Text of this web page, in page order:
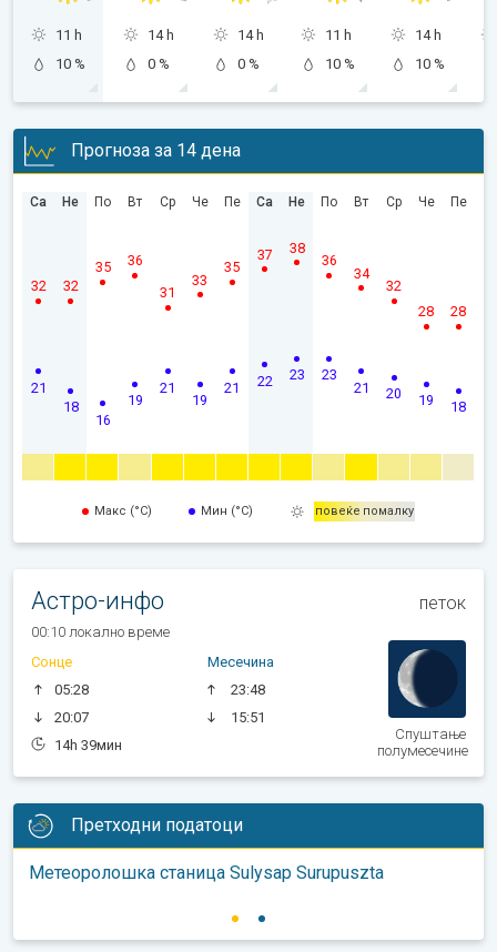
11 h
10 %
14 h
0 %
14 h
0 %
11 h
10 %
14 h
10 %
Прогноза за 14 дена
Са
21
32
Не
18
32
По
16
35
Вт
19
36
Ср
21
31
Че
19
33
Пе
21
35
Са
22
37
Не
23
38
По
23
36
Вт
21
34
Ср
20
32
Че
19
28
Пе
18
28
Макс (°C) Мин (°C) повеќе помалку
Астро-инфо петок
00:10 локално време
Сонце
05:28
20:07
14h 39мин
Месечина
23:48
15:51
Спуштање
полумесечине
Претходни податоци
Метеоролошка станица Sulysap Surupuszta